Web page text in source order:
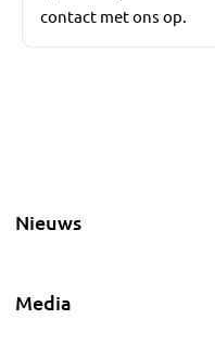
contact met ons op.
Nieuws
Media